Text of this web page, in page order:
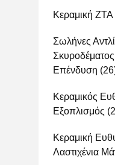
Κεραμική ZTA
Σωλήνες
Επένδυση
Κεραμικός
Εξοπλισμός
Κεραμική
Λαστιχένια